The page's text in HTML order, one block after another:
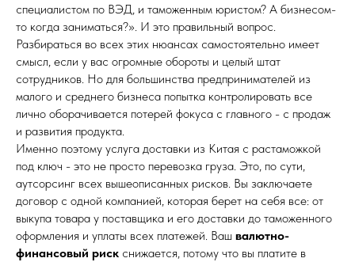
специалистом по ВЭД, и таможенным юристом? А бизнесом-
то когда заниматься?». И это правильный вопрос.
Разбираться во всех этих нюансах самостоятельно имеет
смысл, если у вас огромные обороты и целый штат
сотрудников. Но для большинства предпринимателей из
малого и среднего бизнеса попытка контролировать все
лично оборачивается потерей фокуса с главного - с продаж
и развития продукта.
Именно поэтому услуга доставки из Китая с растаможкой
под ключ - это не просто перевозка груза. Это, по сути,
аутсорсинг всех вышеописанных рисков. Вы заключаете
договор с одной компанией, которая берет на себя все: от
выкупа товара у поставщика и его доставки до таможенного
оформления и уплаты всех платежей. Ваш валютно-
финансовый риск снижается, потому что вы платите в